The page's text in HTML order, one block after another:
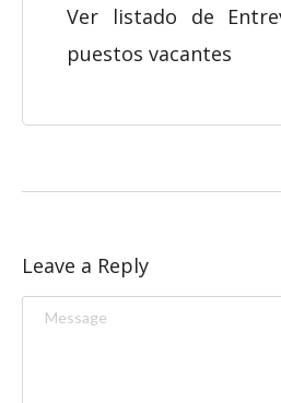
Ver listado de
puestos vacantes
Leave a Reply